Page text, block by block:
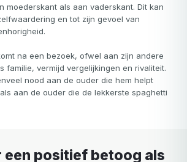
moederskant als aan vaderskant. Dit kan
en tot zijn gevoel van
na een bezoek, ofwel aan zijn andere
familie, vermijd vergelijkingen en rivaliteit.
nood aan de ouder die hem helpt
aan de ouder die de lekkerste spaghetti